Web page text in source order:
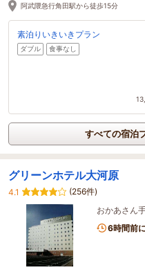
阿武隈急行角田駅から徒歩15分
素泊りいきいきプラン
ダブル 食事なし
すべての宿泊
グリーンホテル大河原
4.1
(256件)
おかあさん
6時間前